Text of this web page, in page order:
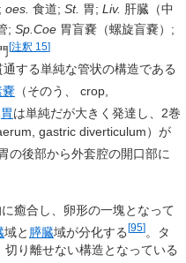
oes. 食道; St. 胃; Liv. 肝臓（中
; Sp.Coe胃盲嚢（螺旋盲嚢）;
[注釈 15]
する単純な管状の構造である
（そのう、
crop,
胃は単純だが大きく発達し、2巻
gastric diverticulum）が
の後部から外套腔の開口部に
癒合し、卵形の一塊となって
域と 膵臓域が分化する[95]。タ
り離せない構造となっている